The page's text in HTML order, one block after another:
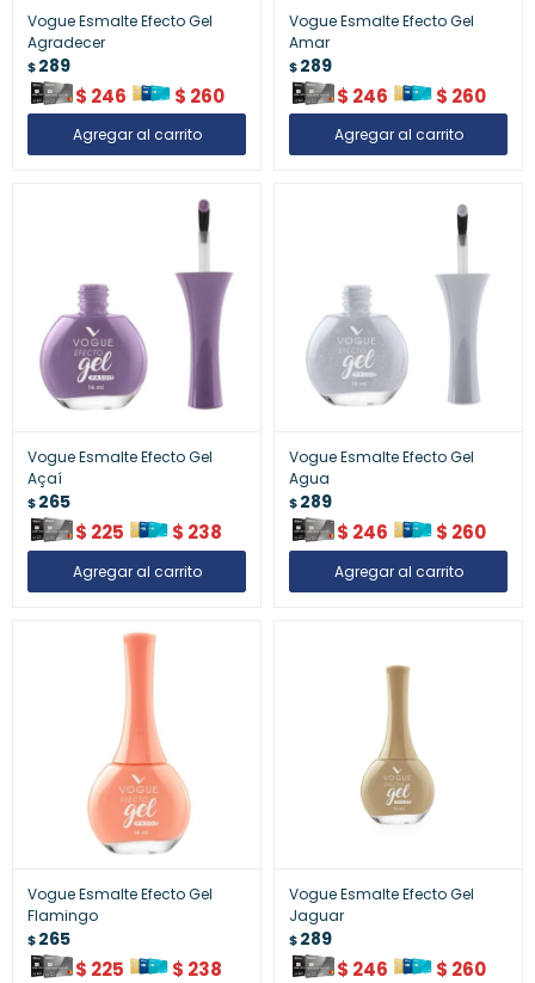
Vogue Esmalte Efecto Gel
Agradecer
$289
$ 246 $ 260
Vogue Esmalte Efecto Gel
Amar
$289
$ 246 $ 260
Vogue Esmalte Efecto Gel
Açaí
$265
$ 225 $ 238
Vogue Esmalte Efecto Gel
Agua
$289
$ 246 $ 260
Vogue Esmalte Efecto Gel
Flamingo
$265
$ 225 $ 238
Vogue Esmalte Efecto Gel
Jaguar
$289
$ 246 $ 260